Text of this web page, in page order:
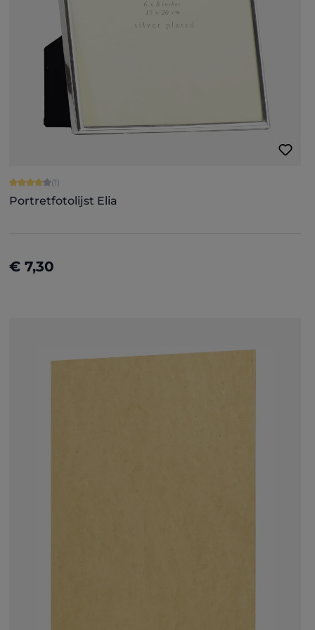
Gemiddelde waardering van 4 van 5 sterren
(1)
Portretfotolijst Elia
€ 7,30